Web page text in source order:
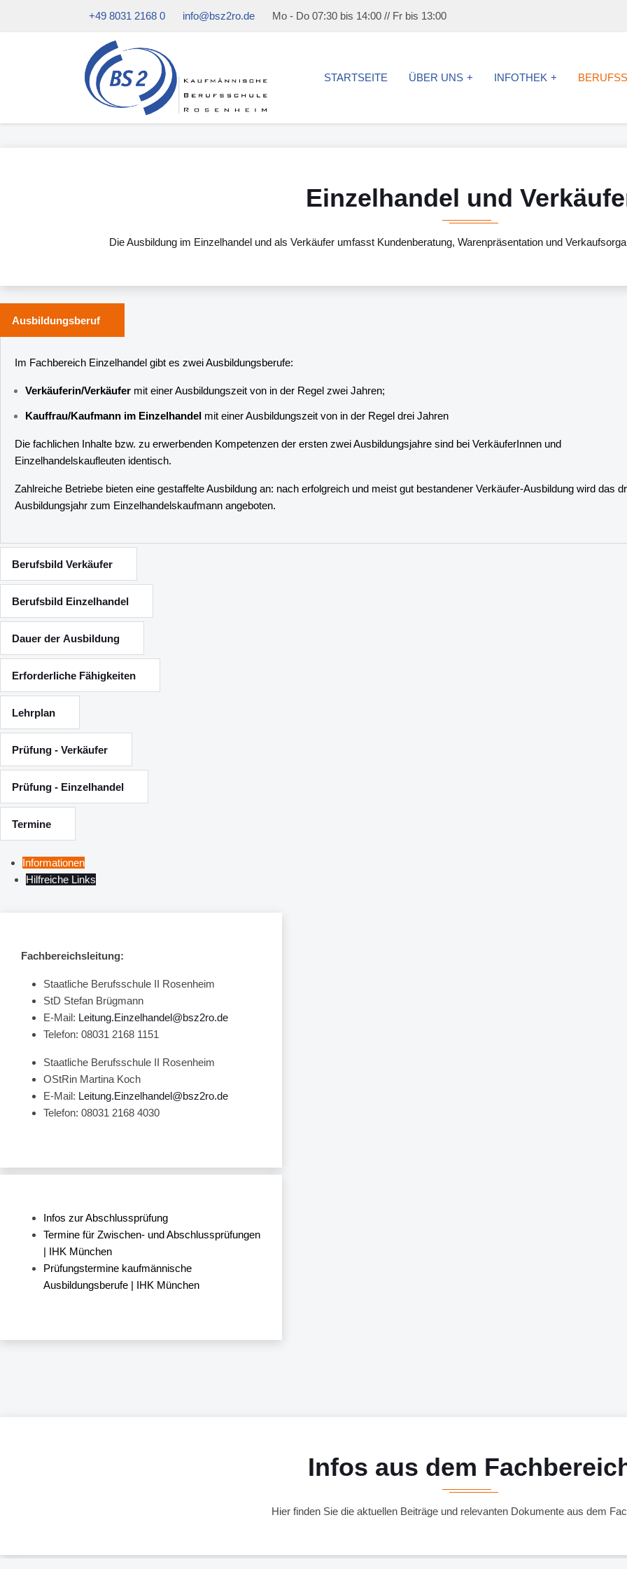
+49 8031 2168 0 info@bsz2ro.de Mo - Do 07:30 bis 14:00 // Fr bis 13:00
STARTSEITE ÜBER UNS INFOTHEK
Einzelhandel und
Die Ausbildung im Einzelhandel und als Verkäufer umfasst Kundenberatung, Warenpräsentation und
Ausbildungsberuf
Im Fachbereich Einzelhandel gibt es zwei Ausbildungsberufe:
Verkäuferin/Verkäufer mit einer Ausbildungszeit von in der Regel zwei Jahren;
Kauffrau/Kaufmann im Einzelhandel mit einer Ausbildungszeit von in der Regel drei Jahren
Die fachlichen Inhalte bzw. zu erwerbenden Kompetenzen der ersten zwei Ausbildungsjahre sind bei VerkäuferInnen und
Einzelhandelskaufleuten identisch.
Zahlreiche Betriebe bieten eine gestaffelte Ausbildung an: nach erfolgreich und meist gut bestandener Verkäufer-Ausbildung wird das
Ausbildungsjahr zum Einzelhandelskaufmann angeboten.
Berufsbild Verkäufer
Berufsbild Einzelhandel
Dauer der Ausbildung
Erforderliche Fähigkeiten
Lehrplan
Prüfung - Verkäufer
Prüfung - Einzelhandel
Termine
Informationen
Hilfreiche Links
Fachbereichsleitung:
Staatliche Berufsschule II Rosenheim
StD Stefan Brügmann
E-Mail: Leitung.Einzelhandel@bsz2ro.de
Telefon: 08031 2168 1151
Staatliche Berufsschule II Rosenheim
OStRin Martina Koch
E-Mail: Leitung.Einzelhandel@bsz2ro.de
Telefon: 08031 2168 4030
Infos zur Abschlussprüfung
Termine für Zwischen- und Abschlussprüfungen
| IHK München
Prüfungstermine kaufmännische
Ausbildungsberufe | IHK München
Infos aus dem
Hier finden Sie die aktuellen Beiträge und relevanten Dokumente aus dem